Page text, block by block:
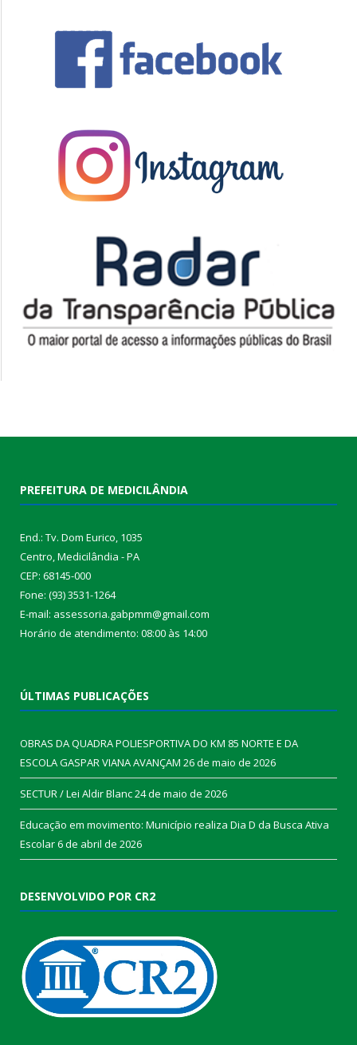
PREFEITURA DE MEDICILÂNDIA
End.: Tv. Dom Eurico, 1035
Centro, Medicilândia - PA
CEP: 68145-000
Fone: (93) 3531-1264
E-mail: assessoria.gabpmm@gmail.com
Horário de atendimento: 08:00 às 14:00
ÚLTIMAS PUBLICAÇÕES
OBRAS DA QUADRA POLIESPORTIVA DO KM 85 NORTE E DA
ESCOLA GASPAR VIANA AVANÇAM 26 de maio de 2026
SECTUR / Lei Aldir Blanc24 de maio de 2026
Educação em movimento: Município realiza Dia D da Busca Ativa
Escolar6 de abril de 2026
DESENVOLVIDO POR CR2